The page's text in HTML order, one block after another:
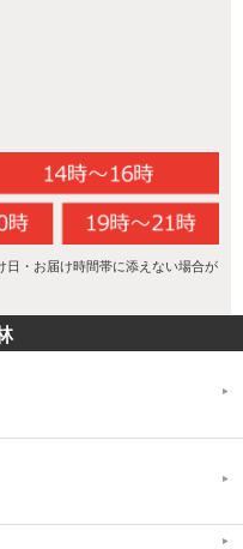
も適した気候です。稲が登
均気温に加え、昼夜の気温
しくしています。
・お届け時間帯に添えない場合が